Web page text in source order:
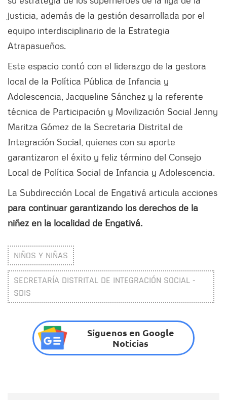
justicia, además de la gestión desarrollada por el
equipo interdisciplinario de la Estrategia
Atrapasueños.
Este espacio contó con el liderazgo de la gestora
local de la Política Pública de Infancia y
Adolescencia, Jacqueline Sánchez y la referente
técnica de Participación y Movilización Social Jenny
Maritza Gómez de la Secretaria Distrital de
Integración Social, quienes con su aporte
garantizaron el éxito y feliz término del Consejo
Local de Política Social de Infancia y Adolescencia.
La Subdirección Local de Engativá articula acciones
para continuar garantizando los derechos de la
niñez en la localidad de Engativá.
NIÑOS Y NIÑAS
SECRETARÍA DISTRITAL DE INTEGRACIÓN SOCIAL -
SDIS
Síguenos en Google
Noticias